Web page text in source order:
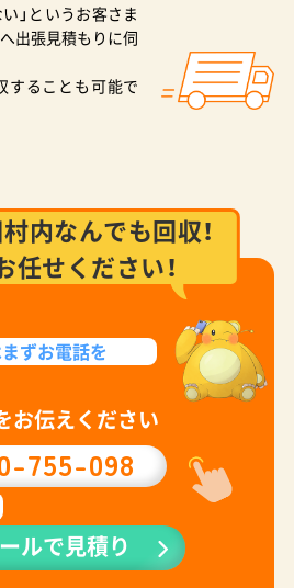
」というお客さま
出張見積もりに伺
することも可能で
内なんでも回収！
任せください！
まずお電話を
お伝えください
755-098
ルで見積り